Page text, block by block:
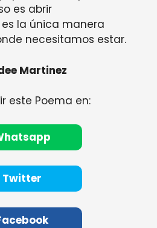
es abrir
la única manera
necesitamos estar.
Martinez
este Poema en:
Twitter